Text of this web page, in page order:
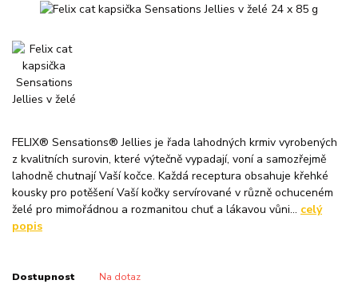
FELIX® Sensations® Jellies je řada lahodných krmiv vyrobených
z kvalitních surovin, které výtečně vypadají, voní a samozřejmě
lahodně chutnají Vaší kočce. Každá receptura obsahuje křehké
kousky pro potěšení Vaší kočky servírované v různě ochuceném
želé pro mimořádnou a rozmanitou chuť a lákavou vůni... celý
popis
Dostupnost Na dotaz